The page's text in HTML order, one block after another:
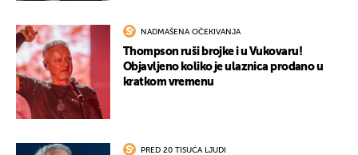
NADMAŠENA OČEKIVANJA
Thompson ruši brojke i u Vukovaru!
Objavljeno koliko je ulaznica prodano u
kratkom vremenu
PRED 20 TISUĆA LJUDI